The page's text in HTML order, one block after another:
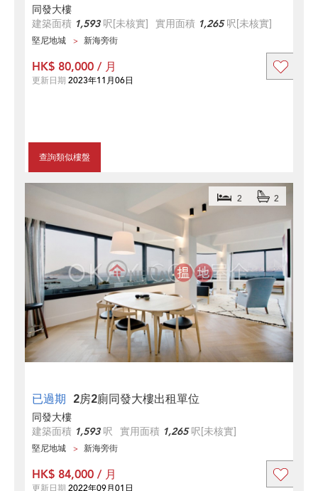
同發大樓
建築面積 1,593呎[未核實] 實用面積 1,265呎[未核實]
堅尼地城 新海旁街
查詢類似樓盤
HK$ 80,000 / 月
更新日期 2023年11月06日
已過期 2房2廁同發大樓出租單位
2 2
同發大樓
建築面積 1,593呎 實用面積 1,265呎[未核實]
堅尼地城 新海旁街
HK$ 84,000 / 月
更新日期 2022年09月01日